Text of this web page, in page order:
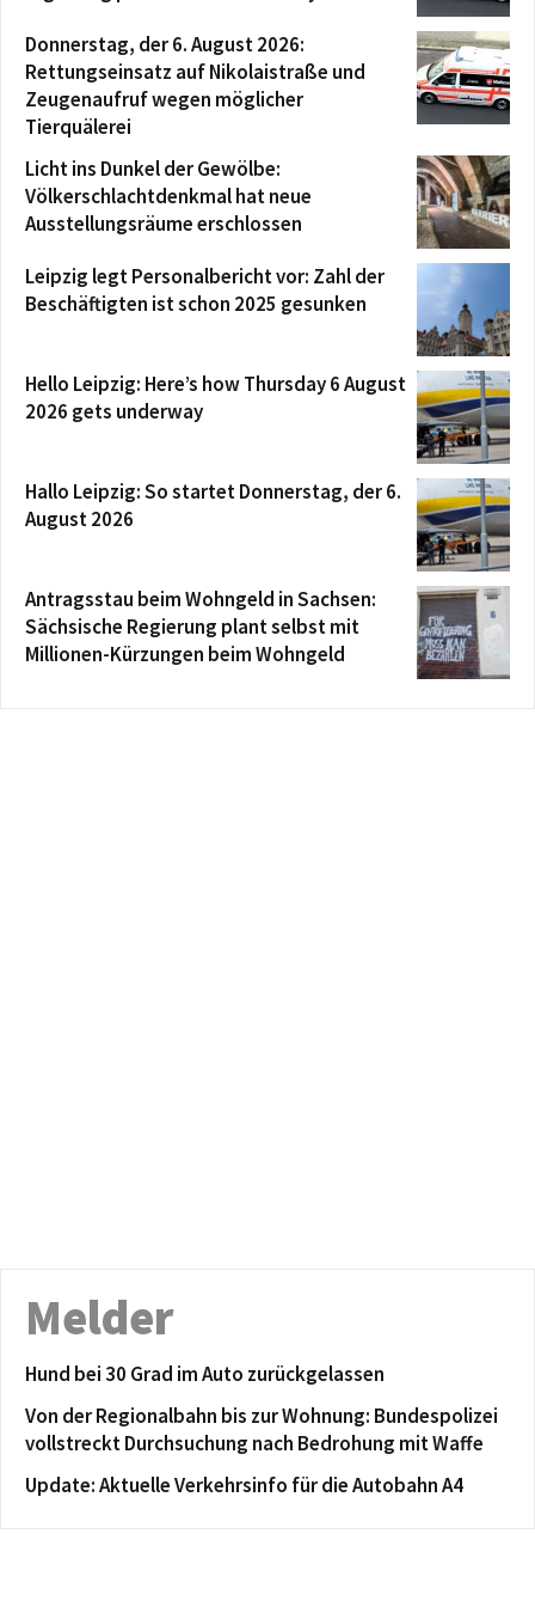
Donnerstag, der 6. August 2026:
Rettungseinsatz auf Nikolaistraße und
Zeugenaufruf wegen möglicher
Tierquälerei
Licht ins Dunkel der Gewölbe:
Völkerschlachtdenkmal hat neue
Ausstellungsräume erschlossen
Leipzig legt Personalbericht vor: Zahl der
Beschäftigten ist schon 2025 gesunken
Hello Leipzig: Here’s how Thursday 6 August
2026 gets underway
Hallo Leipzig: So startet Donnerstag, der 6.
August 2026
Antragsstau beim Wohngeld in Sachsen:
Sächsische Regierung plant selbst mit
Millionen-Kürzungen beim Wohngeld
Melder
Hund bei 30 Grad im Auto zurückgelassen
Von der Regionalbahn bis zur Wohnung: Bundespolizei
vollstreckt Durchsuchung nach Bedrohung mit Waffe
Update: Aktuelle Verkehrsinfo für die Autobahn A4